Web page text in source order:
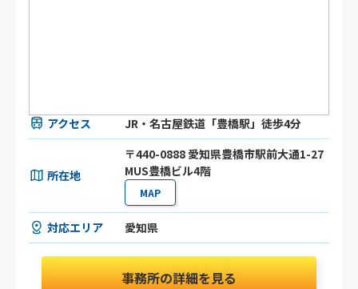
アクセス JR・名古屋鉄道「豊橋駅」徒歩4分
所在地
〒440-0888 愛知県豊橋市駅前大通1-27
MUS豊橋ビル4階
MAP
対応エリア 愛知県
事務所の詳細を見る